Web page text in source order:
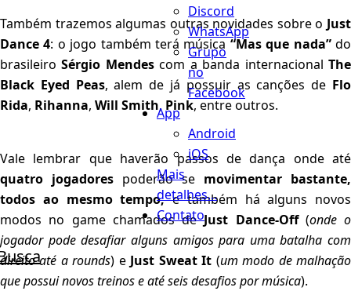
Discord
WhatsApp
Grupo
no
Facebook
App
Android
iOS
Mais
detalhes...
Contato
Também trazemos algumas outras novidades sobre o Just
Dance 4: o jogo também terá música “Mas que nada”do
brasileiro Sérgio Mendescom a banda internacionalThe
Black Eyed Peas, alem de já possuir as canções de Flo
Rida, Rihanna, Will Smith, Pink, entre outros.
Vale lembrar que haverão passos de dança onde até
quatro jogadores poderão se movimentar bastante,
todos ao mesmo tempo,e também há alguns novos
modos no game chamados deJust Dance-Off (onde o
jogador pode desafiar alguns amigos para uma batalha com
direito até a rounds) e Just Sweat It (um modo de malhação
que possui novos treinos e até seis desafios por música).